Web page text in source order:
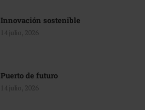
Innovación sostenible
14 julio, 2026
Puerto de futuro
14 julio, 2026